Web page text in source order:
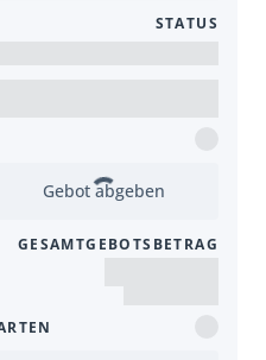
STATUS
Gebot abgeben
GESAMTGEBOTSBETRAG